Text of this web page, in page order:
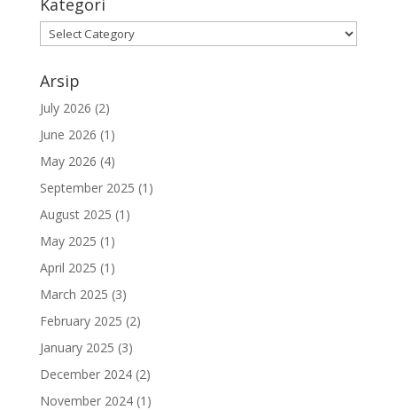
Kategori
Kategori
Arsip
July 2026 (2)
June 2026 (1)
May 2026 (4)
September 2025 (1)
August 2025 (1)
May 2025 (1)
April 2025 (1)
March 2025 (3)
February 2025 (2)
January 2025 (3)
December 2024(2)
November 2024(1)